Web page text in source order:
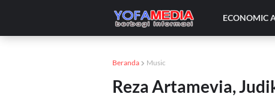
ECONOMIC
Beranda Music
Reza Artamevia,